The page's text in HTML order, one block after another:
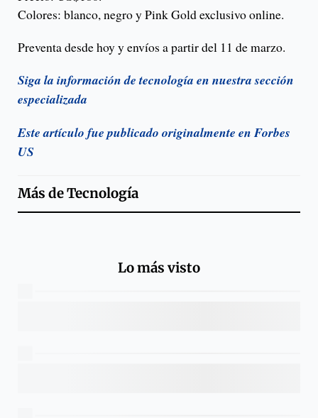
Colores: blanco, negro y Pink Gold exclusivo online.
Preventa desde hoy y envíos a partir del 11 de marzo.
Siga la información de tecnología en nuestra sección
especializada
Este artículo fue publicado originalmente en Forbes
US
Más deTecnología
Lo más visto